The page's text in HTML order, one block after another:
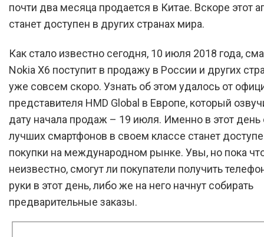
почти два месяца продается в Китае. Вскоре этот
станет доступен в других странах мира.
Как стало известно сегодня, 10 июля 2018 года,
Nokia X6 поступит в продажу в России и других
уже совсем скоро. Узнать об этом удалось от
представителя HMD Global в Европе, который
дату начала продаж – 19 июля. Именно в этот день
лучших смартфонов в своем классе станет
покупки на международном рынке. Увы, но пока
неизвестно, смогут ли покупатели получить
руки в этот день, либо же на него начнут собирать
предварительные заказы.